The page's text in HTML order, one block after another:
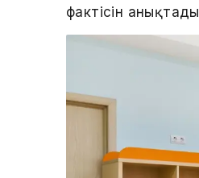
фактісін